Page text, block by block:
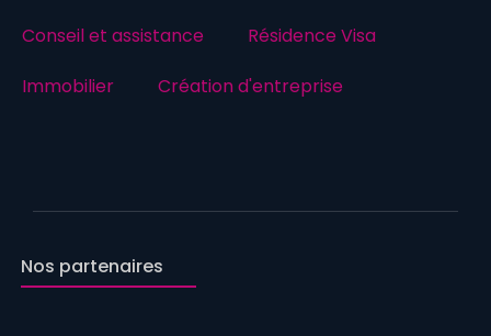
Conseil et assistance
Résidence Visa
Immobilier
Création d'entreprise
Nos partenaires